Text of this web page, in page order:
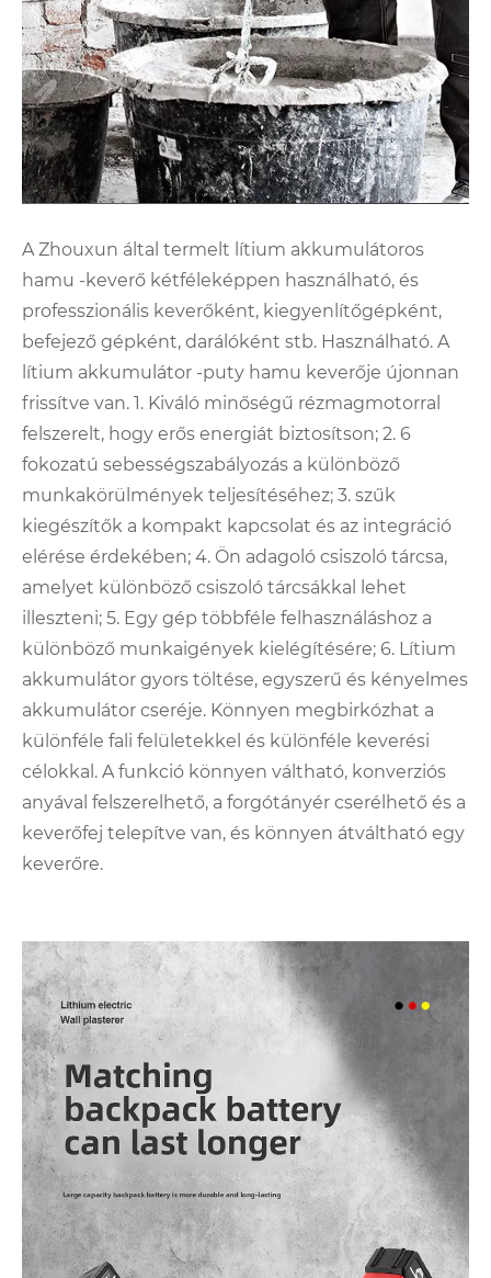
A Zhouxun által termelt lítium akkumulátoros
hamu -keverő kétféleképpen használható, és
professzionális keverőként, kiegyenlítőgépként,
befejező gépként, darálóként stb. Használható. A
lítium akkumulátor -puty hamu keverője újonnan
frissítve van. 1. Kiváló minőségű rézmagmotorral
felszerelt, hogy erős energiát biztosítson; 2. 6
fokozatú sebességszabályozás a különböző
munkakörülmények teljesítéséhez; 3. szűk
kiegészítők a kompakt kapcsolat és az integráció
elérése érdekében; 4. Ön adagoló csiszoló tárcsa,
amelyet különböző csiszoló tárcsákkal lehet
illeszteni; 5. Egy gép többféle felhasználáshoz a
különböző munkaigények kielégítésére; 6. Lítium
akkumulátor gyors töltése, egyszerű és kényelmes
akkumulátor cseréje. Könnyen megbirkózhat a
különféle fali felületekkel és különféle keverési
célokkal. A funkció könnyen váltható, konverziós
anyával felszerelhető, a forgótányér cserélhető és a
keverőfej telepítve van, és könnyen átváltható egy
keverőre.